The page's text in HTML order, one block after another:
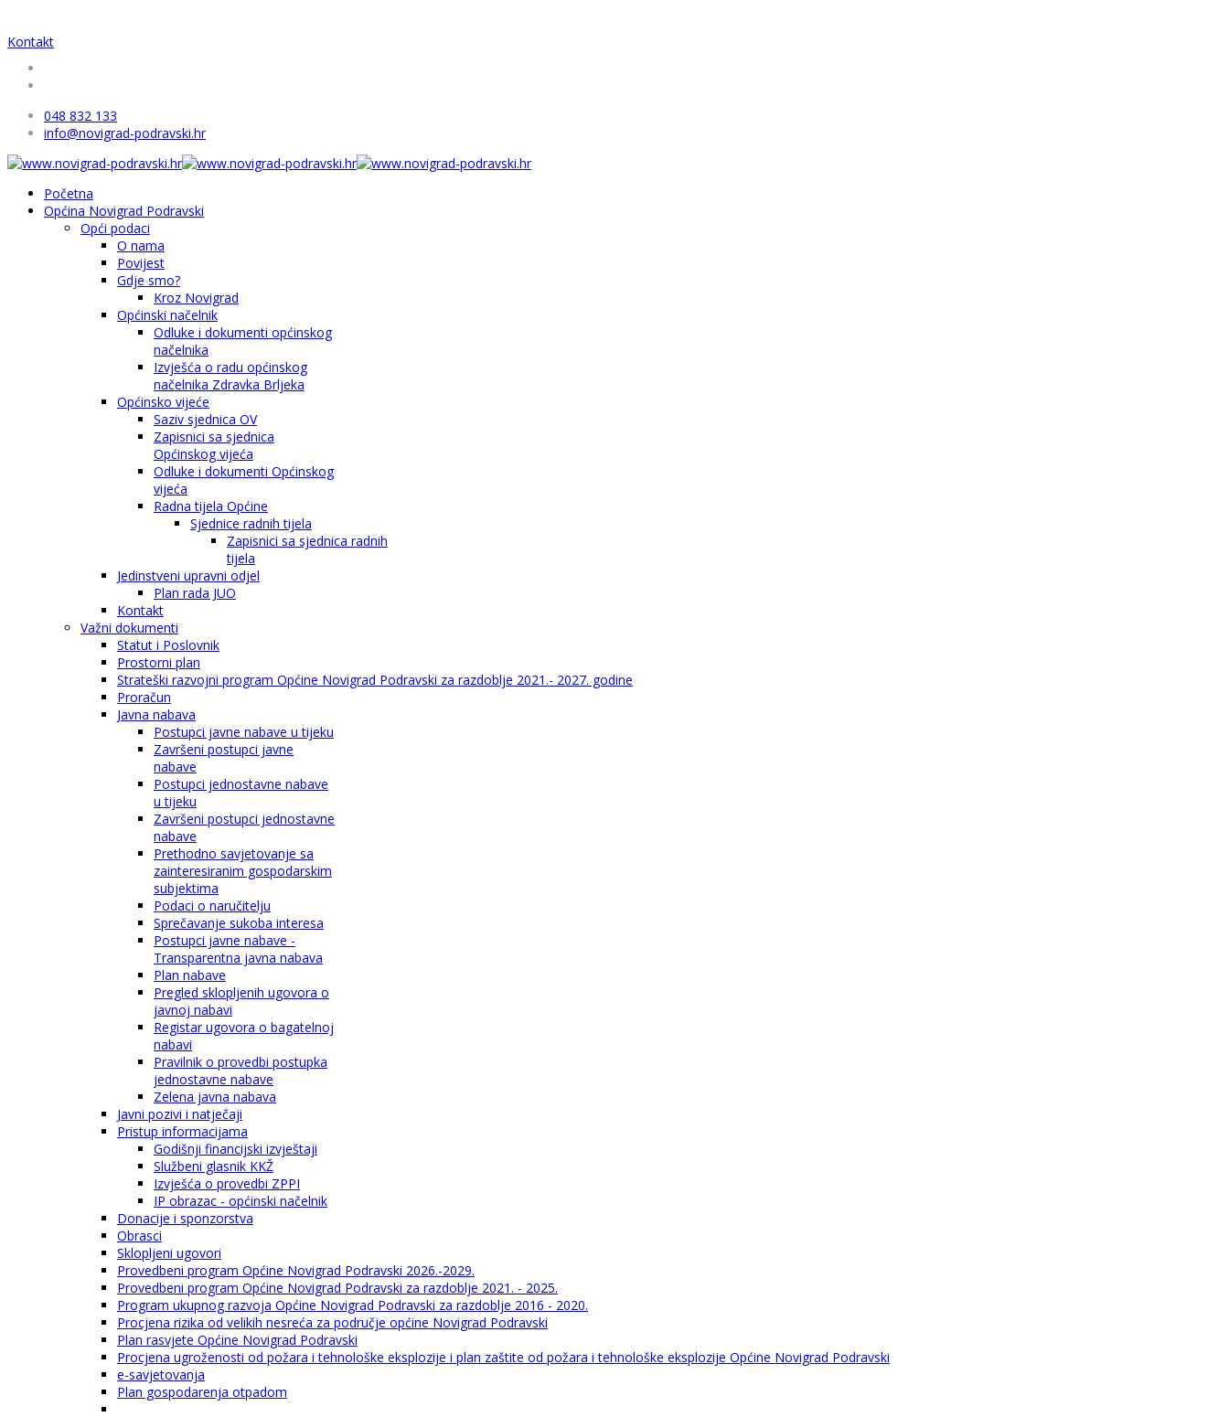
Kontakt
048 832 133
info@novigrad-podravski.hr
Početna
Općina Novigrad Podravski
Opći podaci
O nama
Povijest
Gdje smo?
Kroz Novigrad
Općinski načelnik
Odluke i dokumenti općinskog
načelnika
Izvješća o radu općinskog
načelnika Zdravka Brljeka
Općinsko vijeće
Saziv sjednica OV
Zapisnici sa sjednica
Općinskog vijeća
Odluke i dokumenti Općinskog
vijeća
Radna tijela Općine
Sjednice radnih tijela
Zapisnici sa sjednica radnih
tijela
Jedinstveni upravni odjel
Plan rada JUO
Kontakt
Važni dokumenti
Statut i Poslovnik
Prostorni plan
Strateški razvojni program Općine Novigrad Podravski za razdoblje 2021.- 2027. godine
Proračun
Javna nabava
Postupci javne nabave u tijeku
Završeni postupci javne
nabave
Postupci jednostavne nabave
u tijeku
Završeni postupci jednostavne
nabave
Prethodno savjetovanje sa
zainteresiranim gospodarskim
subjektima
Podaci o naručitelju
Sprečavanje sukoba interesa
Postupci javne nabave -
Transparentna javna nabava
Plan nabave
Pregled sklopljenih ugovora o
javnoj nabavi
Registar ugovora o bagatelnoj
nabavi
Pravilnik o provedbi postupka
jednostavne nabave
Zelena javna nabava
Javni pozivi i natječaji
Pristup informacijama
Godišnji financijski izvještaji
Službeni glasnik KKŽ
Izvješća o provedbi ZPPI
IP obrazac - općinski načelnik
Donacije i sponzorstva
Obrasci
Sklopljeni ugovori
Provedbeni program Općine Novigrad Podravski 2026.-2029.
Provedbeni program Općine Novigrad Podravski za razdoblje 2021. - 2025.
Program ukupnog razvoja Općine Novigrad Podravski za razdoblje 2016 - 2020.
Procjena rizika od velikih nesreća za područje općine Novigrad Podravski
Plan rasvjete Općine Novigrad Podravski
Procjena ugroženosti od požara i tehnološke eksplozije i plan zaštite od požara i tehnološke eksplozije Općine Novigrad Podravski
e-savjetovanja
Plan gospodarenja otpadom